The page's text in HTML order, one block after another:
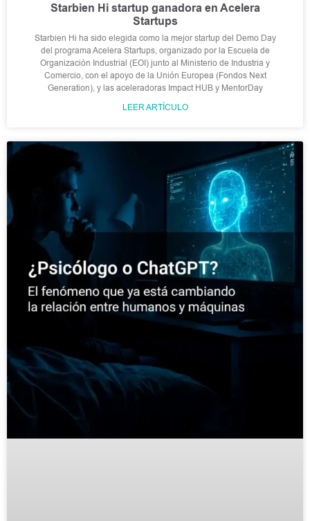
Starbien Hi startup ganadora en Acelera
Startups
Starbien Hi ha sido elegida como la mejor startup del Demo Day
del programa Acelera Startups, organizado por la Escuela de
Organización Industrial (EOI) junto al Ministerio de Industria y
Comercio, con el apoyo de la Unión Europea (Fondos Next
Generation), y las aceleradoras Impact HUB y MentorDay
LEER ARTÍCULO